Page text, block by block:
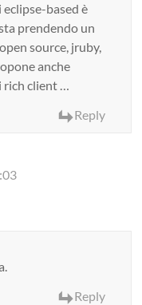
based è
prendendo un
source, jruby,
anche
rich client …
Reply
Reply